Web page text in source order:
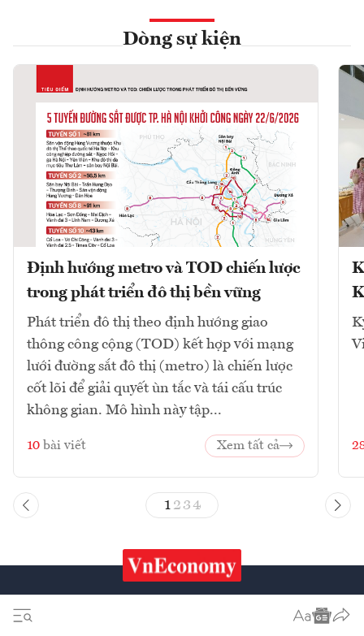
Dòng sự kiện
Định hướng metro và TOD chiến lược
trong phát triển đô thị bền vững
Phát triển đô thị theo định hướng giao
thông công cộng (TOD) kết hợp với mạng
lưới đường sắt đô thị (metro) là chiến lược
cốt lõi để giải quyết ùn tắc và tái cấu trúc
không gian. Mô hình này tập...
10 bài viết Xem tất cả
1 23 4
Tiêu & Dùng